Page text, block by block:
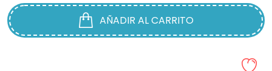
AÑADIR AL CARRITO